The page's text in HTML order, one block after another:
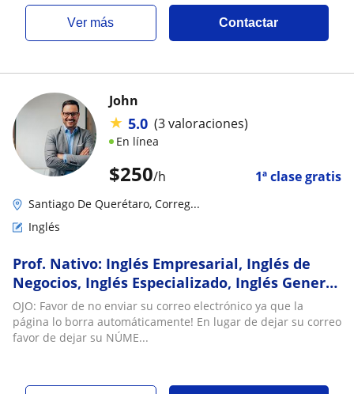
ver más Contactar
$250/h 1ª clase gratis
John
★ 5.0 (3 valoraciones)
En línea
Santiago De Querétaro, Correg...
Inglés
Prof. Nativo: Inglés Empresarial, Inglés de
Negocios, Inglés Especializado, Inglés General
e Inglés Básico. clases conversacionales
OJO: Favor de no enviar su correo electrónico ya que la
página lo borra automáticamente! En lugar de dejar su correo
favor de dejar su NÚME...